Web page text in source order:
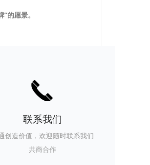
的愿景。
끅
联系我们
创造价值，欢迎随时联系我们
共商合作